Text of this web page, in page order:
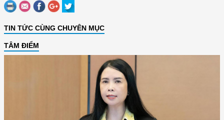
TIN TỨC CÙNG CHUYÊN MỤC
TÂM ĐIỂM